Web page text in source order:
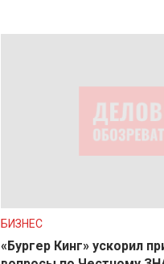
БИЗНЕС
«Бургер Кинг» ускорил